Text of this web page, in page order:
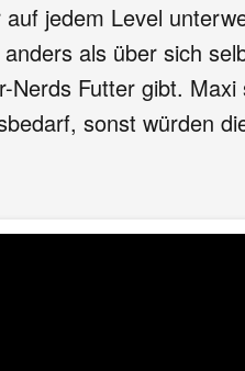
jedem Level
als über sich
Nerds Futter gibt.
sonst würden